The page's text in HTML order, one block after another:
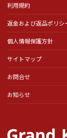
利用規約
返金および返品ポリシ
個人情報保護方針
サイトマップ
お問合せ
お知らせ